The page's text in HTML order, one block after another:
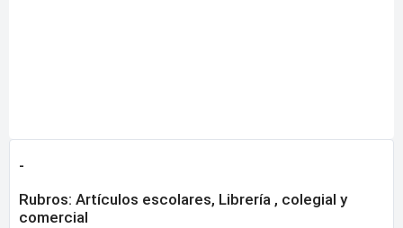
-
Rubros: Artículos escolares, Librería , colegial y
comercial